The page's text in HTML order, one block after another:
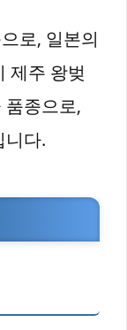
로, 일본의
제주 왕벚
품종으로,
니다.